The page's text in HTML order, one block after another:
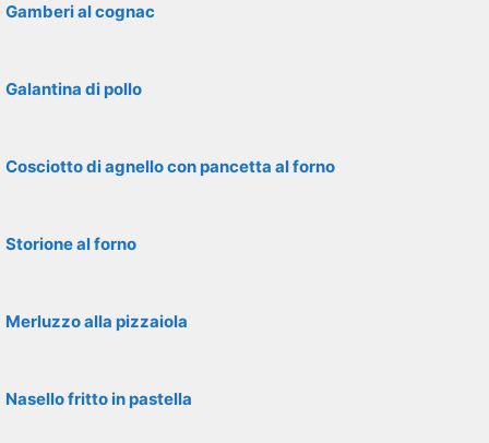
Gamberi al cognac
Galantina di pollo
Cosciotto di agnello con pancetta al forno
Storione al forno
Merluzzo alla pizzaiola
Nasello fritto in pastella